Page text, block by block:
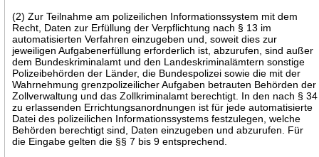
(2) Zur Teilnahme am polizeilichen Informationssystem mit dem
Recht, Daten zur Erfüllung der Verpflichtung nach § 13 im
automatisierten Verfahren einzugeben und, soweit dies zur
jeweiligen Aufgabenerfüllung erforderlich ist, abzurufen, sind außer
dem Bundeskriminalamt und den Landeskriminalämtern sonstige
Polizeibehörden der Länder, die Bundespolizei sowie die mit der
Wahrnehmung grenzpolizeilicher Aufgaben betrauten Behörden der
Zollverwaltung und das Zollkriminalamt berechtigt. In den nach § 34
zu erlassenden Errichtungsanordnungen ist für jede automatisierte
Datei des polizeilichen Informationssystems festzulegen, welche
Behörden berechtigt sind, Daten einzugeben und abzurufen. Für
die Eingabe gelten die §§ 7 bis 9 entsprechend.